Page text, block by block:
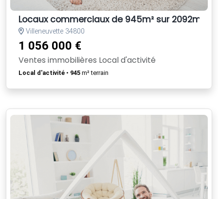
Locaux commerciaux de 945m² sur 2092m²
Villeneuvette 34800
1 056 000 €
Ventes immobilières Local d'activité
Local d'activité • 945 m² terrain